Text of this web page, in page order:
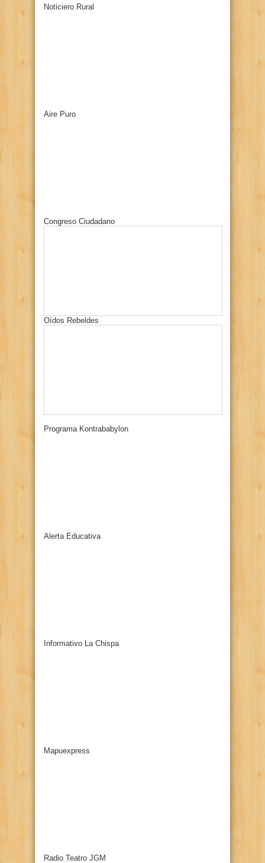
Noticiero Rural
Aire Puro
Congreso Ciudadano
Oídos Rebeldes
Programa Kontrababylon
Alerta Educativa
Informativo La Chispa
Mapuexpress
Radio Teatro JGM